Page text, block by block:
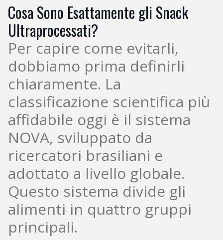
Cosa Sono Esattamente gli Snack
Ultraprocessati?
Per capire come evitarli,
dobbiamo prima definirli
chiaramente. La
classificazione scientifica più
affidabile oggi è il sistema
NOVA, sviluppato da
ricercatori brasiliani e
adottato a livello globale.
Questo sistema divide gli
alimenti in quattro gruppi
principali.